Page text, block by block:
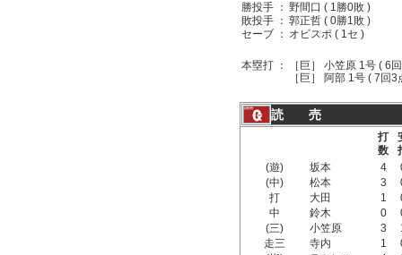
勝投手 ： 野間口 ( 1勝0敗 )
敗投手 ： 郭正哲 ( 0勝1敗 )
セーブ ： オビスポ ( 1セ )
本塁打 ：
［巨］ 小笠原 1号 ( 6
［巨］ 阿部 1号 ( 7回
読 売
打
数
(遊)
坂本 4
(中)
松本 3
打
大田 1
中
鈴木 0
(三)
小笠原 3
走三
寺内 1